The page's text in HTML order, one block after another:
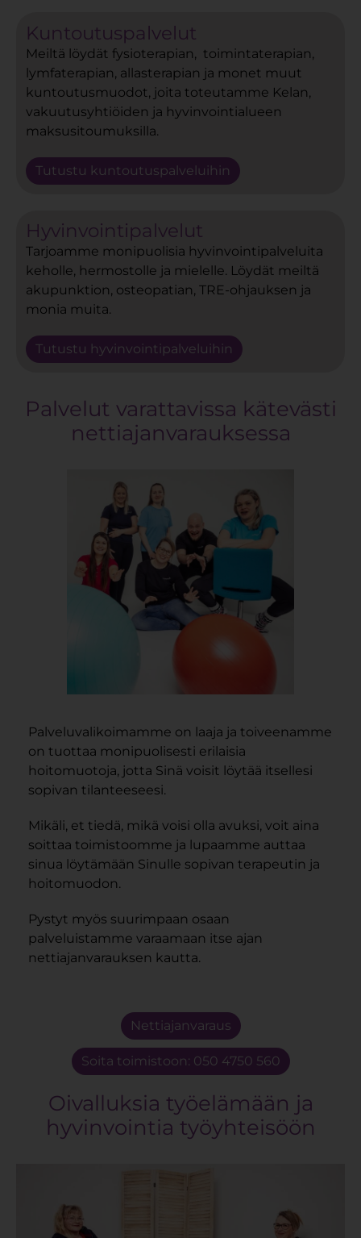
Kuntoutuspalvelut
Meiltä löydät fysioterapian, toimintaterapian,
lymfaterapian, allasterapian ja monet muut
kuntoutusmuodot, joita toteutamme Kelan,
vakuutusyhtiöiden ja hyvinvointialueen
maksusitoumuksilla.
Tutustu kuntoutuspalveluihin
Hyvinvointipalvelut
Tarjoamme monipuolisia hyvinvointipalveluita
keholle, hermostolle ja mielelle. Löydät meiltä
akupunktion, osteopatian, TRE-ohjauksen ja
monia muita.
Tutustu hyvinvointipalveluihin
Palvelut varattavissa kätevästi
nettiajanvarauksessa
Palveluvalikoimamme on laaja ja toiveenamme
on tuottaa monipuolisesti erilaisia
hoitomuotoja, jotta Sinä voisit löytää itsellesi
sopivan tilanteeseesi.
Mikäli, et tiedä, mikä voisi olla avuksi, voit aina
soittaa toimistoomme ja lupaamme auttaa
sinua löytämään Sinulle sopivan terapeutin ja
hoitomuodon.
Pystyt myös suurimpaan osaan
palveluistamme varaamaan itse ajan
nettiajanvarauksen kautta.
Nettiajanvaraus
Soita toimistoon: 050 4750 560
Oivalluksia työelämään ja
hyvinvointia työyhteisöön